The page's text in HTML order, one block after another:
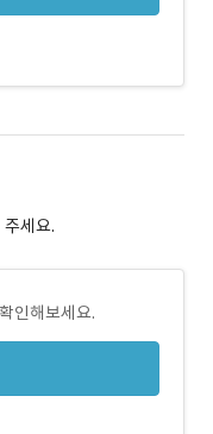
세요.
인해보세요.